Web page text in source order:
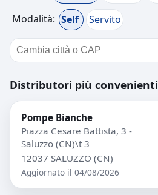
Modalità: Self Servito
Distributori più convenienti
Pompe Bianche
Piazza Cesare Battista, 3 -
Saluzzo (CN)\t 3
12037 SALUZZO (CN)
Aggiornato il 04/08/2026